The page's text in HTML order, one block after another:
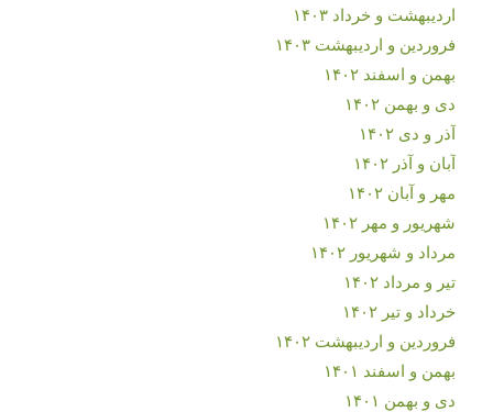
اردیبهشت و خرداد ۱۴۰۳
فروردین و اردیبهشت ۱۴۰۳
بهمن و اسفند ۱۴۰۲
دی و بهمن ۱۴۰۲
آذر و دی ۱۴۰۲
آبان و آذر ۱۴۰۲
مهر و آبان ۱۴۰۲
شهریور و مهر ۱۴۰۲
مرداد و شهریور ۱۴۰۲
تیر و مرداد ۱۴۰۲
خرداد و تیر ۱۴۰۲
فروردین و اردیبهشت ۱۴۰۲
بهمن و اسفند ۱۴۰۱
دی و بهمن ۱۴۰۱